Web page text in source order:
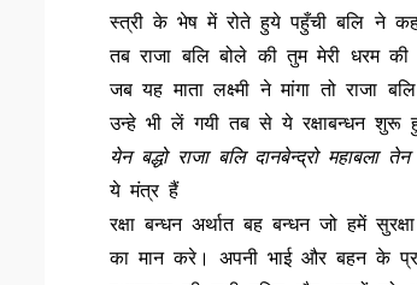
स्त्री के भेष में रोते हुये पहुँची बलि ने
तब राजा बलि बोले की तुम मेरी धरम की
जब यह माता लक्ष्मी ने मांगा तो
उन्हे भी लें गयी तब से ये रक्षाबन्धन
येन बद्धो राजा बलि दानबेन्द्रो महाबला
ये मंत्र हैं
रक्षा बन्धन अर्थात बह बन्धन जो हमें
का मान करे। अपनी भाई और बहन के